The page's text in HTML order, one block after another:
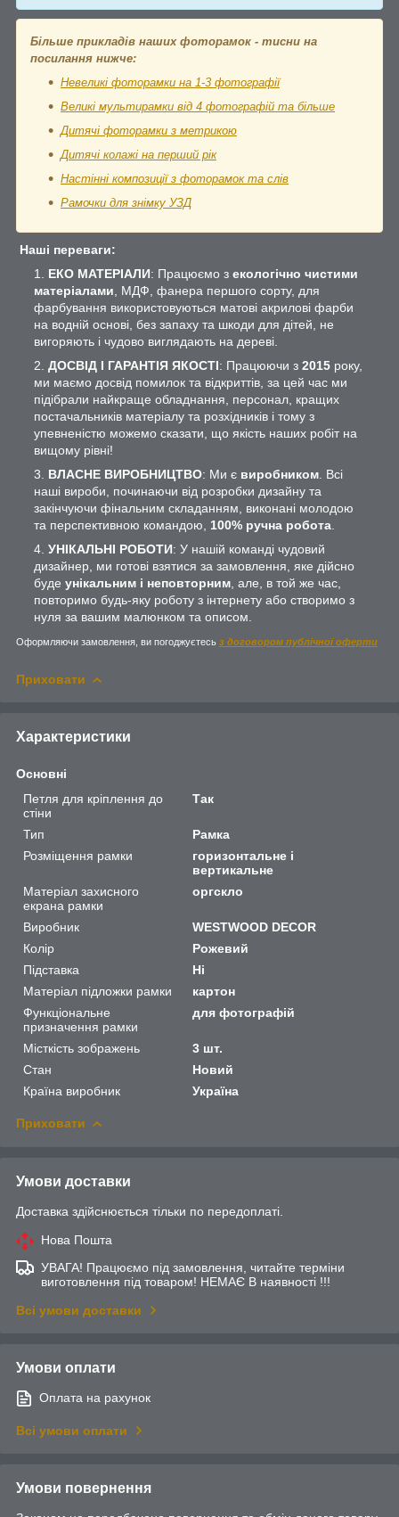
Більше прикладів наших фоторамок - тисни на
посилання нижче:
Невеликі фоторамки на 1-3 фотографії
Великі мультирамки від 4 фотографій та більше
Дитячі фоторамки з метрикою
Дитячі колажі на перший рік
Настінні композиції з фоторамок та слів
Рамочки для знімку УЗД
Наші переваги:
ЕКО МАТЕРІАЛИ: Працюємо з екологічно чистими
матеріалами , МДФ, фанера першого сорту, для
фарбування використовуються матові акрилові фарби
на водній основі, без запаху та шкоди для дітей, не
вигоряють і чудово виглядають на дереві.
ДОСВІД І ГАРАНТІЯ ЯКОСТІ: Працюючи з 2015 року,
ми маємо досвід помилок та відкриттів, за цей час ми
підібрали найкраще обладнання, персонал, кращих
постачальників матеріалу та розхідників і тому з
упевненістю можемо сказати, що якість наших робіт на
вищому рівні!
ВЛАСНЕ ВИРОБНИЦТВО: Ми є виробником . Всі
наші вироби, починаючи від розробки дизайну та
закінчуючи фінальним складанням, виконані молодою
та перспективною командою, 100% ручна робота
УНІКАЛЬНІ РОБОТИ: У нашій команді чудовий
дизайнер, ми готові взятися за замовлення, яке дійсно
буде унікальним і неповторним , але, в той же час,
повторимо будь-яку роботу з інтернету або створимо з
нуля за вашим малюнком та описом.
Оформляючи замовлення, ви погоджуєтесь з договором публічної оферти
Приховати
Характеристики
Основні
Петля для кріплення до
стіни
Так
Тип
Рамка
Розміщення рамки
горизонтальне і
вертикальне
Матеріал захисного
екрана рамки
оргскло
Виробник
WESTWOOD DECOR
Колір
Рожевий
Підставка
Ні
Матеріал підложки рамки
картон
Функціональне
призначення рамки
для фотографій
Місткість зображень
3 шт.
Стан
Новий
Країна виробник
Україна
Приховати
Умови доставки
Доставка здійснюється тільки по передоплаті.
Нова Пошта
УВАГА! Працюємо під замовлення, читайте терміни
виготовлення під товаром! НЕМАЄ В наявності !!!
Всі умови доставки
Умови оплати
Оплата на рахунок
Всі умови оплати
Умови повернення